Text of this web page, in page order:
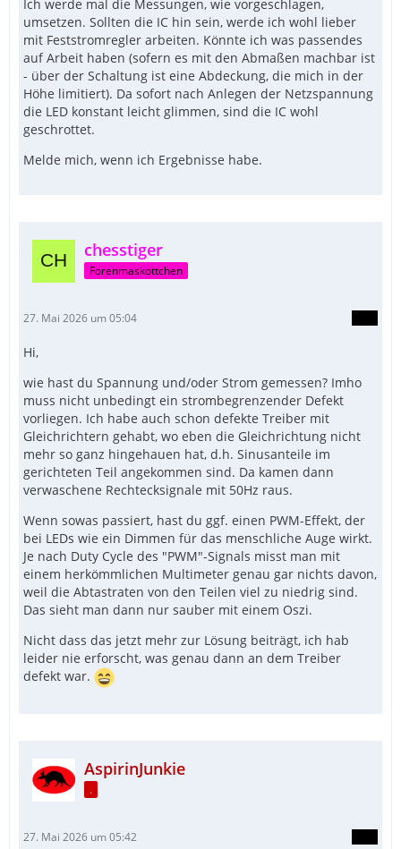
Ich werde mal die Messungen, wie vorgeschlagen,
umsetzen. Sollten die IC hin sein, werde ich wohl lieber
mit Feststromregler arbeiten. Könnte ich was passendes
auf Arbeit haben (sofern es mit den Abmaßen machbar ist
- über der Schaltung ist eine Abdeckung, die mich in der
Höhe limitiert). Da sofort nach Anlegen der Netzspannung
die LED konstant leicht glimmen, sind die IC wohl
geschrottet.
Melde mich, wenn ich Ergebnisse habe.
chesstiger
Forenmaskottchen
27. Mai 2026 um 05:04
Hi,
wie hast du Spannung und/oder Strom gemessen? Imho
muss nicht unbedingt ein strombegrenzender Defekt
vorliegen. Ich habe auch schon defekte Treiber mit
Gleichrichtern gehabt, wo eben die Gleichrichtung nicht
mehr so ganz hingehauen hat, d.h. Sinusanteile im
gerichteten Teil angekommen sind. Da kamen dann
verwaschene Rechtecksignale mit 50Hz raus.
Wenn sowas passiert, hast du ggf. einen PWM-Effekt, der
bei LEDs wie ein Dimmen für das menschliche Auge wirkt.
Je nach Duty Cycle des "PWM"-Signals misst man mit
einem herkömmlichen Multimeter genau gar nichts davon,
weil die Abtastraten von den Teilen viel zu niedrig sind.
Das sieht man dann nur sauber mit einem Oszi.
Nicht dass das jetzt mehr zur Lösung beiträgt, ich hab
leider nie erforscht, was genau dann an dem Treiber
defekt war.
AspirinJunkie
.
27. Mai 2026 um 05:42